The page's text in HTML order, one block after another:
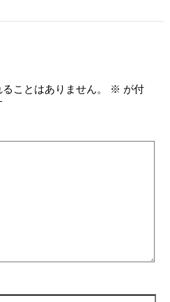
ことはありません。 ※ が付